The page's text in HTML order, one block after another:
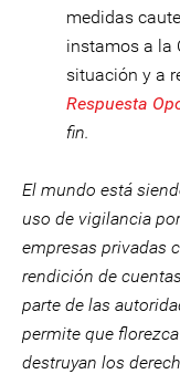
medidas
instamos a la
situación y a
Respuesta
fin.
El mundo está
uso de vigilancia
empresas privadas
rendición de
parte de las
permite que
destruyan los